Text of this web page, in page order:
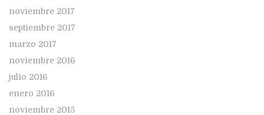
noviembre 2017
septiembre 2017
marzo 2017
noviembre 2016
julio 2016
enero 2016
noviembre 2015